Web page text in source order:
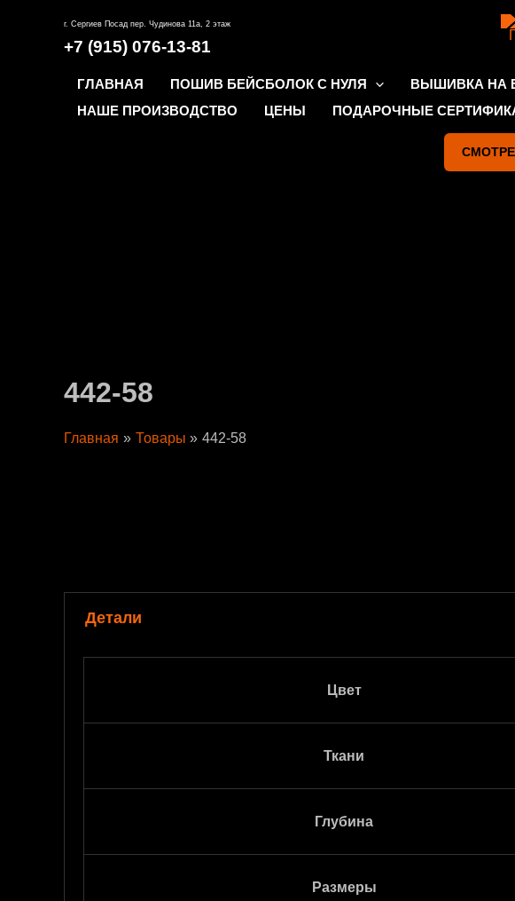
содержимому
г. Сергиев Посад пер. Чудинова 11а, 2 этаж
+7 (915) 076-13-81
ГЛАВНАЯ ПОШИВ БЕЙСБОЛОК С НУЛЯ ВЫШИВКА НА
НАШЕ ПРОИЗВОДСТВО
ЦЕНЫ ПОДАРОЧНЫЕ
442-58
Главная Товары 442-58
Детали
Цвет
Ткани
Глубина
Размеры